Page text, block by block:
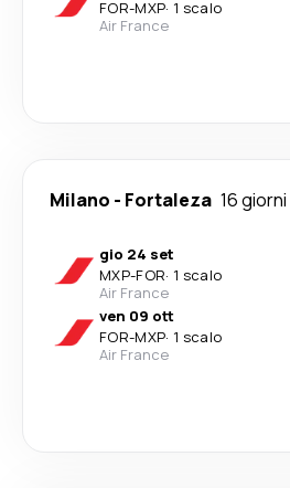
FOR-MXP· 1 scalo
Air France
Milano - Fortaleza 16 giorni
gio 24 set
MXP-FOR· 1 scalo
Air France
ven 09 ott
FOR-MXP· 1 scalo
Air France